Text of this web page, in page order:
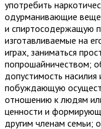
употребить
одурманивающие
и спиртосодержащую
изготавливаемые на
играх, заниматься
попрошайничеством;
допустимость
побуждающую
отношению к людям
ценности и
другим членам семьи;